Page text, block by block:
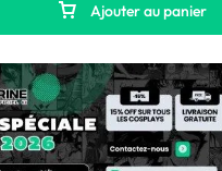
Ajouter au panier